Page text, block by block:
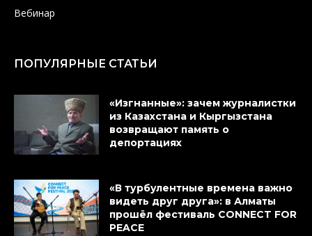
Вебинар
ПОПУЛЯРНЫЕ СТАТЬИ
«Изгнанные»: зачем журналистки
из Казахстана и Кыргызстана
возвращают память о
депортациях
«В турбулентные времена важно
видеть друг друга»: в Алматы
прошёл фестиваль CONNECT FOR
PEACE